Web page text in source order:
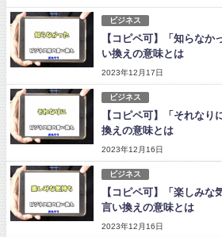
ビジネス
【コピペ可】「知らなか
い換えの意味とは
2023年12月17日
ビジネス
【コピペ可】「それなり
換えの意味とは
2023年12月16日
ビジネス
【コピペ可】「楽しみな
言い換えの意味とは
2023年12月16日